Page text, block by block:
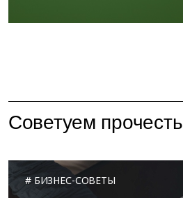
Советуем прочесть
БИЗНЕС-СОВЕТЫ